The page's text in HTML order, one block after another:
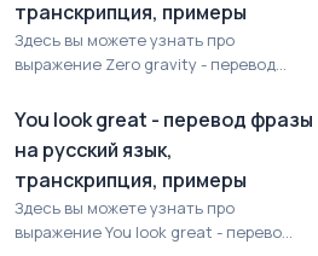
транскрипция, примеры
Здесь вы можете узнать про
выражение Zero gravity - перевод...
You look great - перевод фразы
на русский язык,
транскрипция, примеры
Здесь вы можете узнать про
выражение You look great - перево...